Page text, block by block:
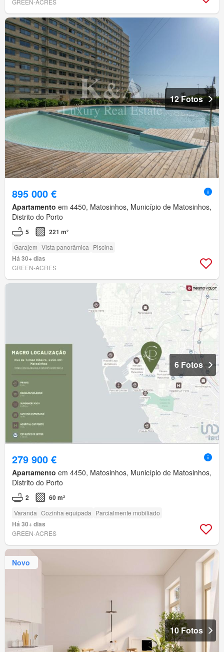
GREEN-ACRES
12 Fotos
895 000 €
Apartamento em 4450, Matosinhos, Município de Matosinhos,
Distrito do Porto
5 221 m²
Garajem Vista panorâmica Piscina
Há 30+ dias
GREEN-ACRES
6 Fotos
279 900 €
Apartamento em 4450, Matosinhos, Município de Matosinhos,
Distrito do Porto
2 60 m²
Varanda Cozinha equipada Parcialmente mobiliado
Há 30+ dias
GREEN-ACRES
Novo
10 Fotos